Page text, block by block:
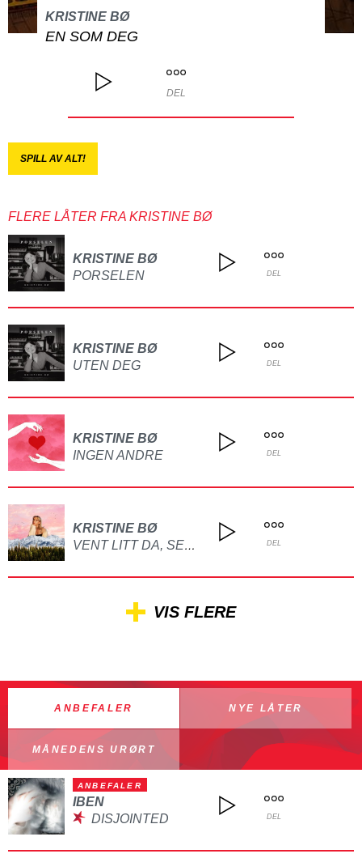
KRISTINE BØ
EN SOM DEG
DEL
SPILL AV ALT!
FLERE LÅTER FRA KRISTINE BØ
KRISTINE BØ
PORSELEN
DEL
KRISTINE BØ
UTEN DEG
DEL
KRISTINE BØ
INGEN ANDRE
DEL
KRISTINE BØ
VENT LITT DA, SEPTEMBER DEL
VIS FLERE
ANBEFALER NYE LÅTER
MÅNEDENS URØRT
ANBEFALER
IBEN
DISJOINTED
DEL